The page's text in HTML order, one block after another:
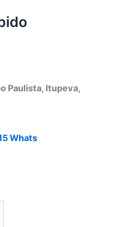
Paulista, Itupeva,
Whats